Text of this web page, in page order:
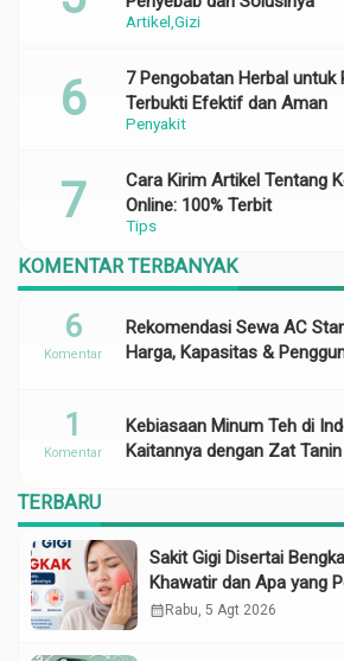
Artikel Gizi
Penyakit
7 Pengobatan Herbal untuk
Terbukti Efektif dan Aman
Tips
Cara Kirim Artikel Tentang
Online: 100% Terbit
KOMENTAR TERBANYAK
Rekomendasi Sewa AC
Harga, Kapasitas &
6
Komentar
Kebiasaan Minum Teh di
Kaitannya dengan Zat
1
Komentar
TERBARU
Sakit Gigi Disertai
Khawatir dan Apa yang
calendar_month Rabu, 5 Agt 2026